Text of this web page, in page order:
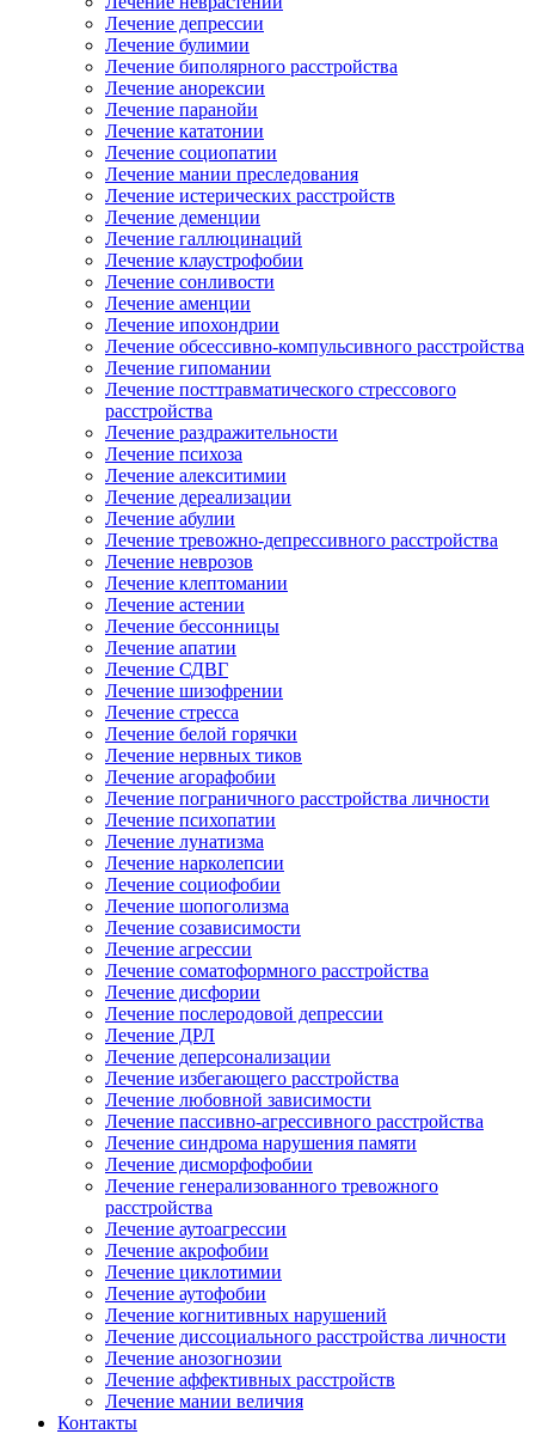
Лечение депрессии
Лечение булимии
Лечение биполярного расстройства
Лечение анорексии
Лечение паранойи
Лечение кататонии
Лечение социопатии
Лечение мании преследования
Лечение истерических расстройств
Лечение деменции
Лечение галлюцинаций
Лечение клаустрофобии
Лечение сонливости
Лечение аменции
Лечение ипохондрии
Лечение обсессивно-компульсивного расстройства
Лечение гипомании
Лечение посттравматического стрессового
расстройства
Лечение раздражительности
Лечение психоза
Лечение алекситимии
Лечение дереализации
Лечение абулии
Лечение тревожно-депрессивного расстройства
Лечение неврозов
Лечение клептомании
Лечение астении
Лечение бессонницы
Лечение апатии
Лечение СДВГ
Лечение шизофрении
Лечение стресса
Лечение белой горячки
Лечение нервных тиков
Лечение агорафобии
Лечение пограничного расстройства личности
Лечение психопатии
Лечение лунатизма
Лечение нарколепсии
Лечение социофобии
Лечение шопоголизма
Лечение созависимости
Лечение агрессии
Лечение соматоформного расстройства
Лечение дисфории
Лечение послеродовой депрессии
Лечение ДРЛ
Лечение деперсонализации
Лечение избегающего расстройства
Лечение любовной зависимости
Лечение пассивно-агрессивного расстройства
Лечение синдрома нарушения памяти
Лечение дисморфофобии
Лечение генерализованного тревожного
расстройства
Лечение аутоагрессии
Лечение акрофобии
Лечение циклотимии
Лечение аутофобии
Лечение когнитивных нарушений
Лечение диссоциального расстройства личности
Лечение анозогнозии
Лечение аффективных расстройств
Лечение мании величия
Контакты